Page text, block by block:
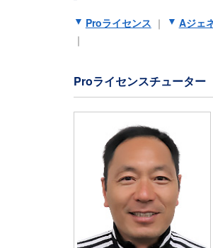
Proライセンス ｜ Aジェ
｜
Proライセンスチューター